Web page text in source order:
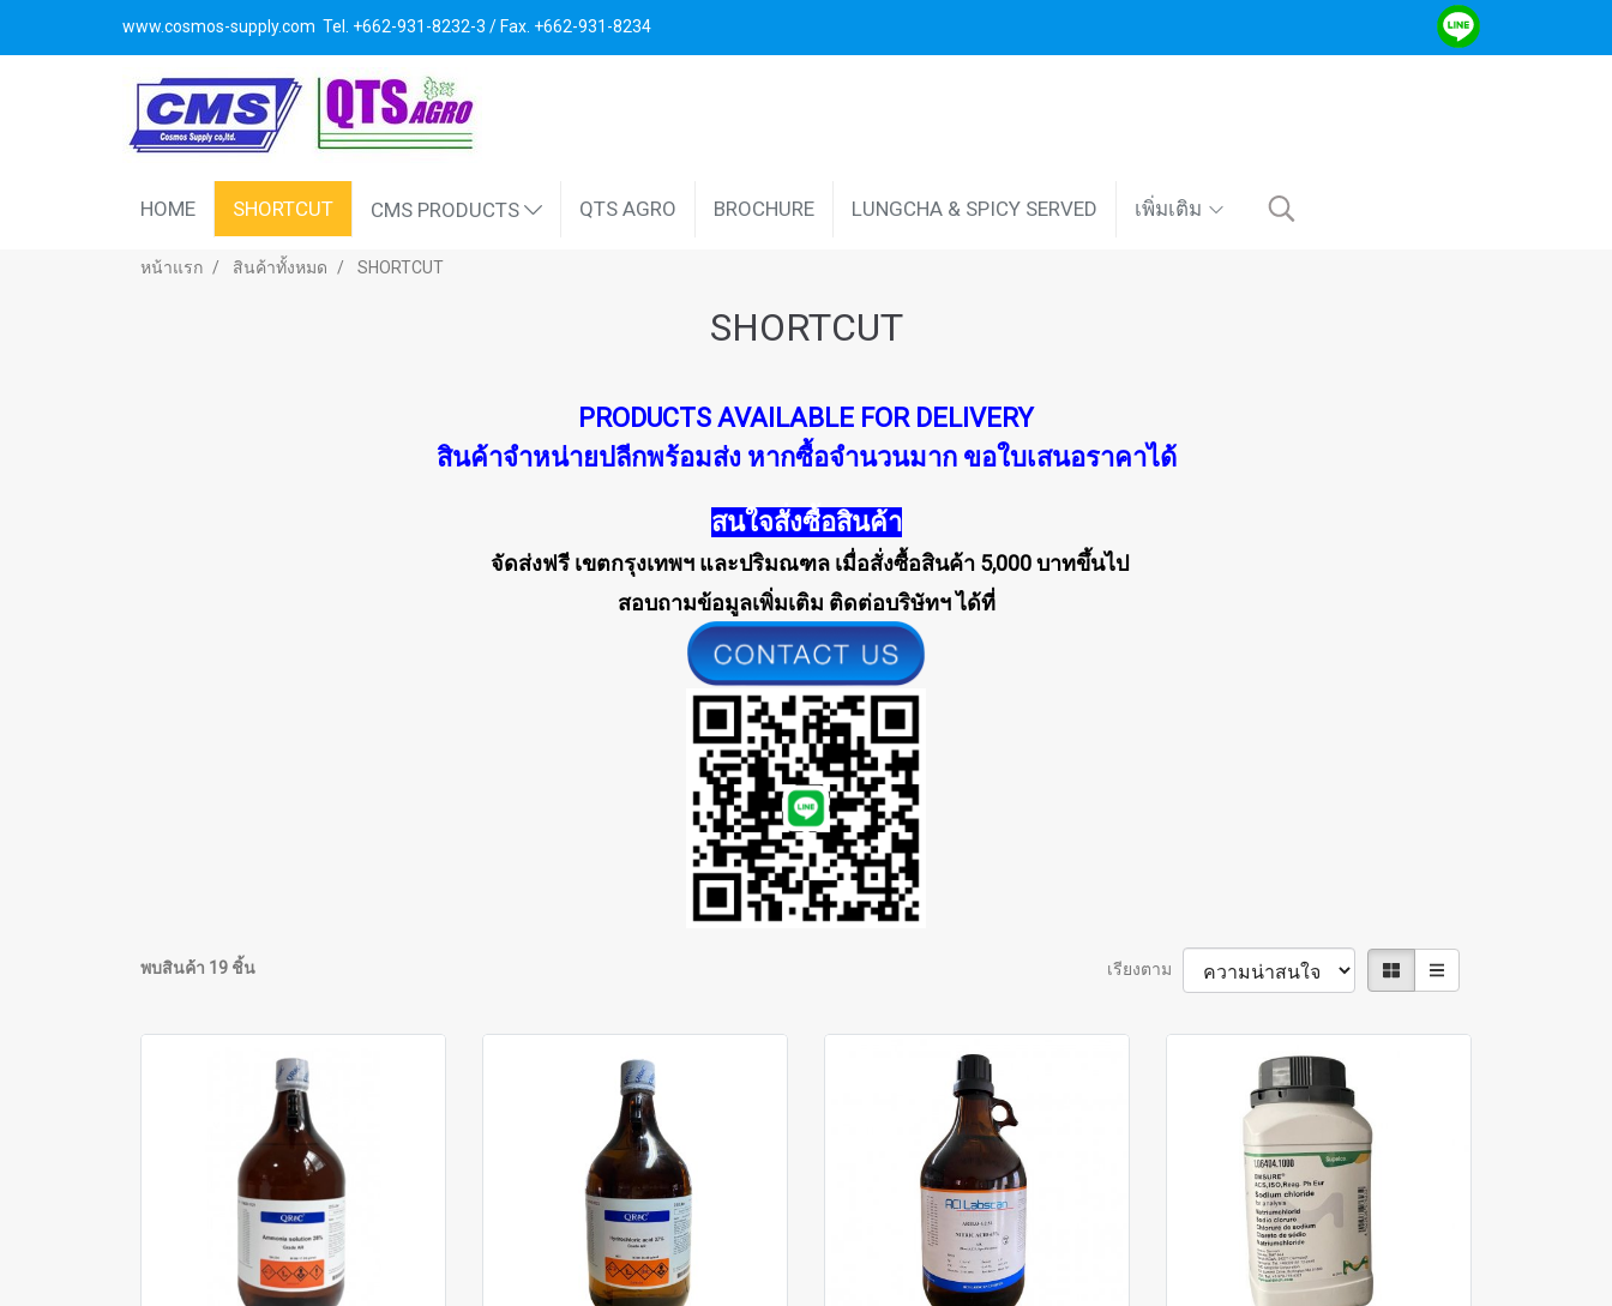
www.cosmos-supply.com Tel. +662-931-8232-3 / Fax. +662-931-8234
HOME SHORTCUT CMS PRODUCTS QTS AGRO BROCHURE LUNGCHA & SPICY SERVED เพิ่มเติม
หน้าแรก สินค้าทั้งหมด SHORTCUT
SHORTCUT
PRODUCTS AVAILABLE FOR DELIVERY
สินค้าจำหน่ายปลีกพร้อมส่ง หากซื้อจำนวนมาก ขอใบเสนอราคาได้
สนใจสั่งซื้อสินค้า
จัดส่งฟรี เขตกรุงเทพฯ และปริมณฑล เมื่อสั่งซื้อสินค้า 5,000 บาทขึ้นไป
สอบถามข้อมูลเพิ่มเติม ติดต่อบริษัทฯ ได้ที่
พบสินค้า 19 ชิ้น เรียงตาม